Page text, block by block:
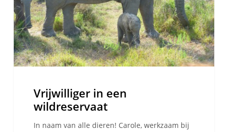
Vrijwilliger in een
wildreservaat
In naam van alle dieren! Carole, werkzaam bij